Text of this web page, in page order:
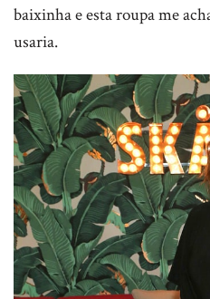
baixinha e esta roupa me
usaria.